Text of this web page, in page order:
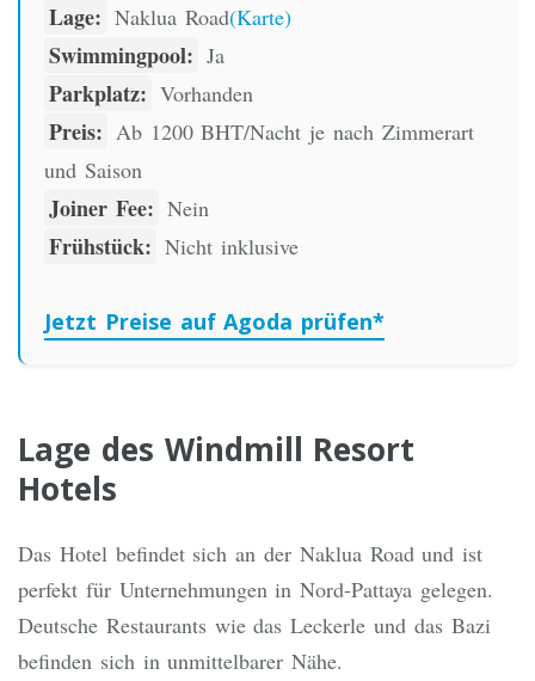
Lage: Naklua Road(Karte)
Swimmingpool: Ja
Parkplatz: Vorhanden
Preis: Ab 1200 BHT/Nacht je nach Zimmerart
und Saison
Joiner Fee: Nein
Frühstück: Nicht inklusive
Jetzt Preise auf Agoda prüfen*
Lage des Windmill Resort
Hotels
Das Hotel befindet sich an der Naklua Road und ist
perfekt für Unternehmungen in Nord-Pattaya gelegen.
Deutsche Restaurants wie das Leckerle und das Bazi
befinden sich in unmittelbarer Nähe.